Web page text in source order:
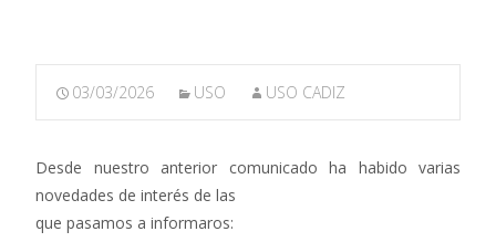
03/03/2026 USO USO CADIZ
Desde nuestro anterior comunicado ha habido varias
novedades de interés de las
que pasamos a informaros: